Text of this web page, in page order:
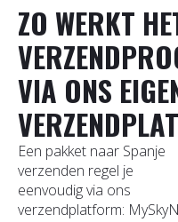
ZO WERKT
VIA ONS
Een pakket naar Spanje
verzenden regel je
eenvoudig via ons
verzendplatform: